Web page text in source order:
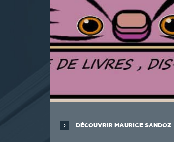
DÉCOUVRIR MAURICE SANDOZ